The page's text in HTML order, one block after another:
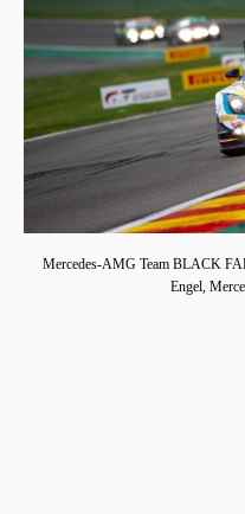
Mercedes-AMG Team BLACK
Engel,